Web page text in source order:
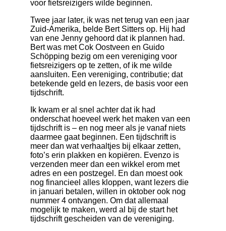
voor fietsreizigers wilde beginnen.
Twee jaar later, ik was net terug van een jaar
Zuid-Amerika, belde Bert Sitters op. Hij had
van ene Jenny gehoord dat ik plannen had.
Bert was met Cok Oostveen en Guido
Schöpping bezig om een vereniging voor
fietsreizigers op te zetten, of ik me wilde
aansluiten. Een vereniging, contributie; dat
betekende geld en lezers, de basis voor een
tijdschrift.
Ik kwam er al snel achter dat ik had
onderschat hoeveel werk het maken van een
tijdschrift is – en nog meer als je vanaf niets
daarmee gaat beginnen. Een tijdschrift is
meer dan wat verhaaltjes bij elkaar zetten,
foto’s erin plakken en kopiëren. Evenzo is
verzenden meer dan een wikkel erom met
adres en een postzegel. En dan moest ook
nog financieel alles kloppen, want lezers die
in januari betalen, willen in oktober ook nog
nummer 4 ontvangen. Om dat allemaal
mogelijk te maken, werd al bij de start het
tijdschrift gescheiden van de vereniging.